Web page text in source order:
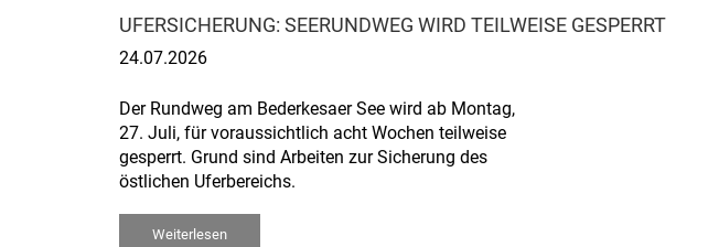
UFERSICHERUNG: SEERUNDWEG WIRD TEILWEISE GESPERRT
24.07.2026
Der Rundweg am Bederkesaer See wird ab Montag,
27. Juli, für voraussichtlich acht Wochen teilweise
gesperrt. Grund sind Arbeiten zur Sicherung des
östlichen Uferbereichs.
Weiterlesen